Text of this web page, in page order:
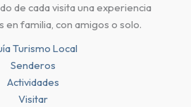
de cada visita una experiencia
en familia, con amigos o solo.
Turismo Local
Senderos
Actividades
Visitar